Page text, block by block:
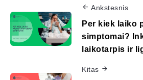
Ankstesnis
Per kiek laiko
simptomai?
laikotarpis ir
Kitas